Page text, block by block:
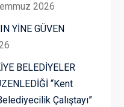
2026
YİNE GÜVEN
BELEDİYELER
“Kent
Çalıştayı”